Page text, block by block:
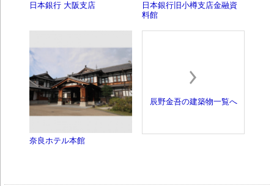
日本銀行 大阪支店
日本銀行旧小樽支店金融資
料館
奈良ホテル本館
辰野金吾の建築物一覧へ